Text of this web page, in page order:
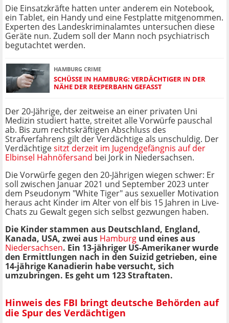
Die Einsatzkräfte hatten unter anderem ein Notebook,
ein Tablet, ein Handy und eine Festplatte mitgenommen.
Experten des Landeskriminalamtes untersuchen diese
Geräte nun. Zudem soll der Mann noch psychiatrisch
begutachtet werden.
HAMBURG CRIME
SCHÜSSE IN HAMBURG: VERDÄCHTIGER IN DER
NÄHE DER REEPERBAHN GEFASST
Der 20-Jährige, der zeitweise an einer privaten Uni
Medizin studiert hatte, streitet alle Vorwürfe pauschal
ab. Bis zum rechtskräftigen Abschluss des
Strafverfahrens gilt der Verdächtige als unschuldig. Der
Verdächtigesitzt derzeit im Jugendgefängnis auf der
Elbinsel Hahnöfersand bei Jork in Niedersachsen.
Die Vorwürfe gegen den 20-Jährigen wiegen schwer: Er
soll zwischen Januar 2021 und September 2023 unter
dem Pseudonym "White Tiger" aus sexueller Motivation
heraus acht Kinder im Alter von elf bis 15 Jahren in Live-
Chats zu Gewalt gegen sich selbst gezwungen haben.
Die Kinder stammen aus Deutschland, England,
Kanada, USA, zwei aus Hamburg und eines aus
Niedersachsen. Ein 13-jähriger US-Amerikaner wurde
den Ermittlungen nach in den Suizid getrieben, eine
14-jährige Kanadierin habe versucht, sich
umzubringen. Es geht um 123 Straftaten.
Hinweis des FBI bringt deutsche Behörden auf
die Spur des Verdächtigen